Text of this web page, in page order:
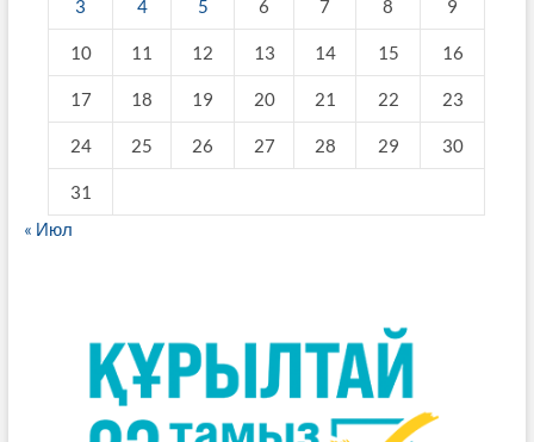
3 4 5 6 7 8 9
10 11 12 13 14 15 16
17 18 19 20 21 22 23
24 25 26 27 28 29 30
31
« Июл